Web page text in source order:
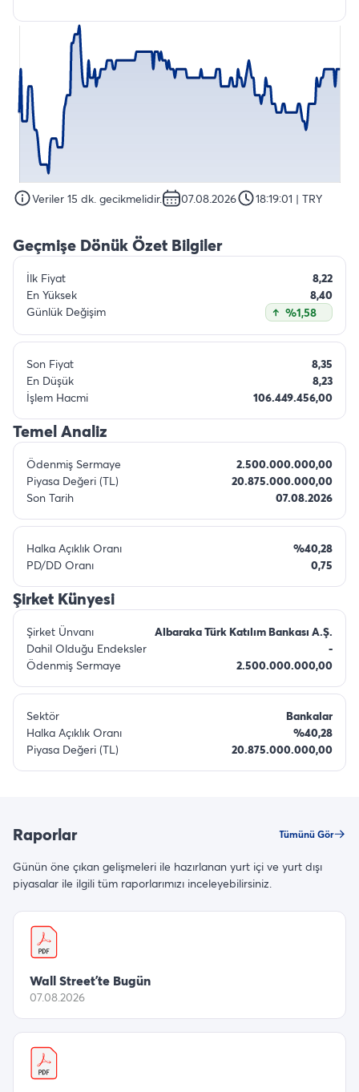
Veriler 15 dk. gecikmelidir. 07.08.2026 18:19:01 | TRY
Geçmişe Dönük Özet Bilgiler
İlk Fiyat
8,22
En Yüksek
8,40
Günlük Değişim
%1,58
Son Fiyat
8,35
En Düşük
8,23
İşlem Hacmi
106.449.456,00
Temel Analiz
Ödenmiş Sermaye
2.500.000.000,00
Piyasa Değeri (TL)
20.875.000.000,00
Son Tarih
07.08.2026
Halka Açıklık Oranı
%40,28
PD/DD Oranı
0,75
Şirket Künyesi
Şirket Ünvanı
Albaraka Türk Katılım Bankası A.Ş.
Dahil Olduğu Endeksler
-
Ödenmiş Sermaye
2.500.000.000,00
Sektör
Bankalar
Halka Açıklık Oranı
%40,28
Piyasa Değeri (TL)
20.875.000.000,00
Raporlar Tümünü Gör
Günün öne çıkan gelişmeleri ile hazırlanan yurt içi ve yurt dışı
piyasalar ile ilgili tüm raporlarımızı inceleyebilirsiniz.
Wall Street’te Bugün
07.08.2026